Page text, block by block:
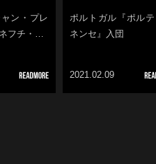
ン・プレ
フチ・…
ポルトガル『ポルテ
ネンセ』入団
2021.02.09